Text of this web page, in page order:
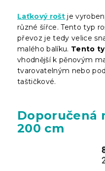
Laťkový rošt je
různé šířce. Tento typ
převoz je tedy velice
malého balíku. Tento
vhodnější k pěnovým
tvarovatelným nebo
taštičkové.
Doporučená
200 cm